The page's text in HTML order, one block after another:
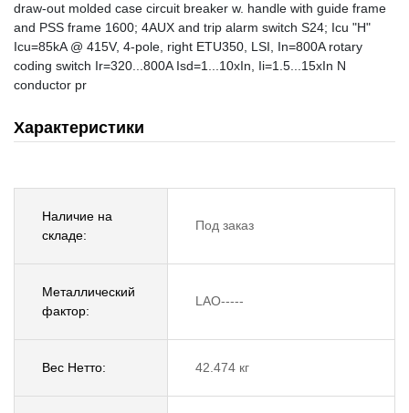
draw-out molded case circuit breaker w. handle with guide frame
and PSS frame 1600; 4AUX and trip alarm switch S24; Icu "H"
Icu=85kA @ 415V, 4-pole, right ETU350, LSI, In=800A rotary
coding switch Ir=320...800A Isd=1...10xIn, Ii=1.5...15xIn N
conductor pr
Характеристики
Наличие на
складе:
Под заказ
Металлический
фактор:
LAO-----
Вес Нетто: 42.474 кг